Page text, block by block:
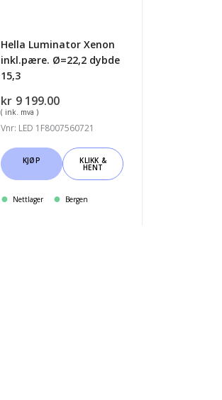
Hella Luminator Xenon
inkl.pære. Ø=22,2 dybde
15,3
kr 9 199.00
( ink. mva )
Vnr: LED 1F8007560721
KJØP KLIKK &
HENT
Nettlager Bergen